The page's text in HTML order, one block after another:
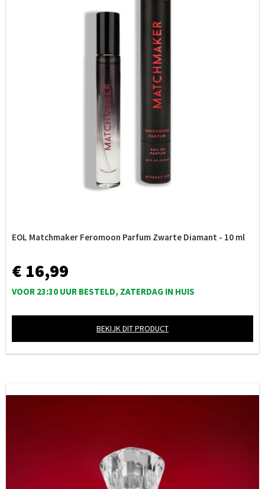
EOL Matchmaker Feromoon Parfum Zwarte Diamant - 10 ml
€ 16,99
VOOR 23:30 UUR BESTELD, ZATERDAG IN HUIS
BEKIJK DIT PRODUCT